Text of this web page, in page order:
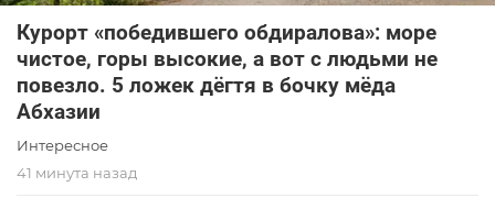
Курорт «победившего обдиралова»: море
чистое, горы высокие, а вот с людьми не
повезло. 5 ложек дёгтя в бочку мёда
Абхазии
Интересное
41 минута назад